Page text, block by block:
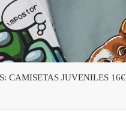
CAMISETAS JUVENILES 16€